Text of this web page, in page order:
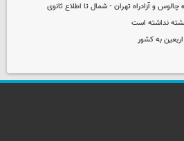
و آزادراه تهران - شمال تا اطلاع ثانوی
نداشته است